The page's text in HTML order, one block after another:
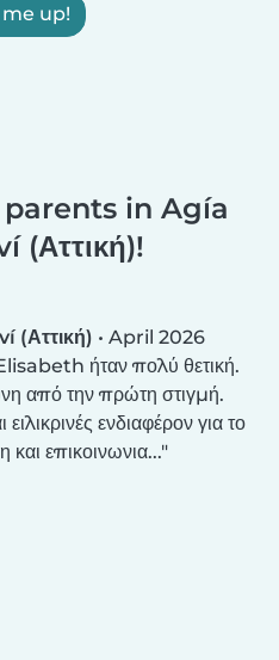
up!
in Agía
(Αττική)!
(Αττική) • April 2026
ήταν πολύ θετική.
από την πρώτη στιγμή.
ενδιαφέρον για το
και επικοινωνια...